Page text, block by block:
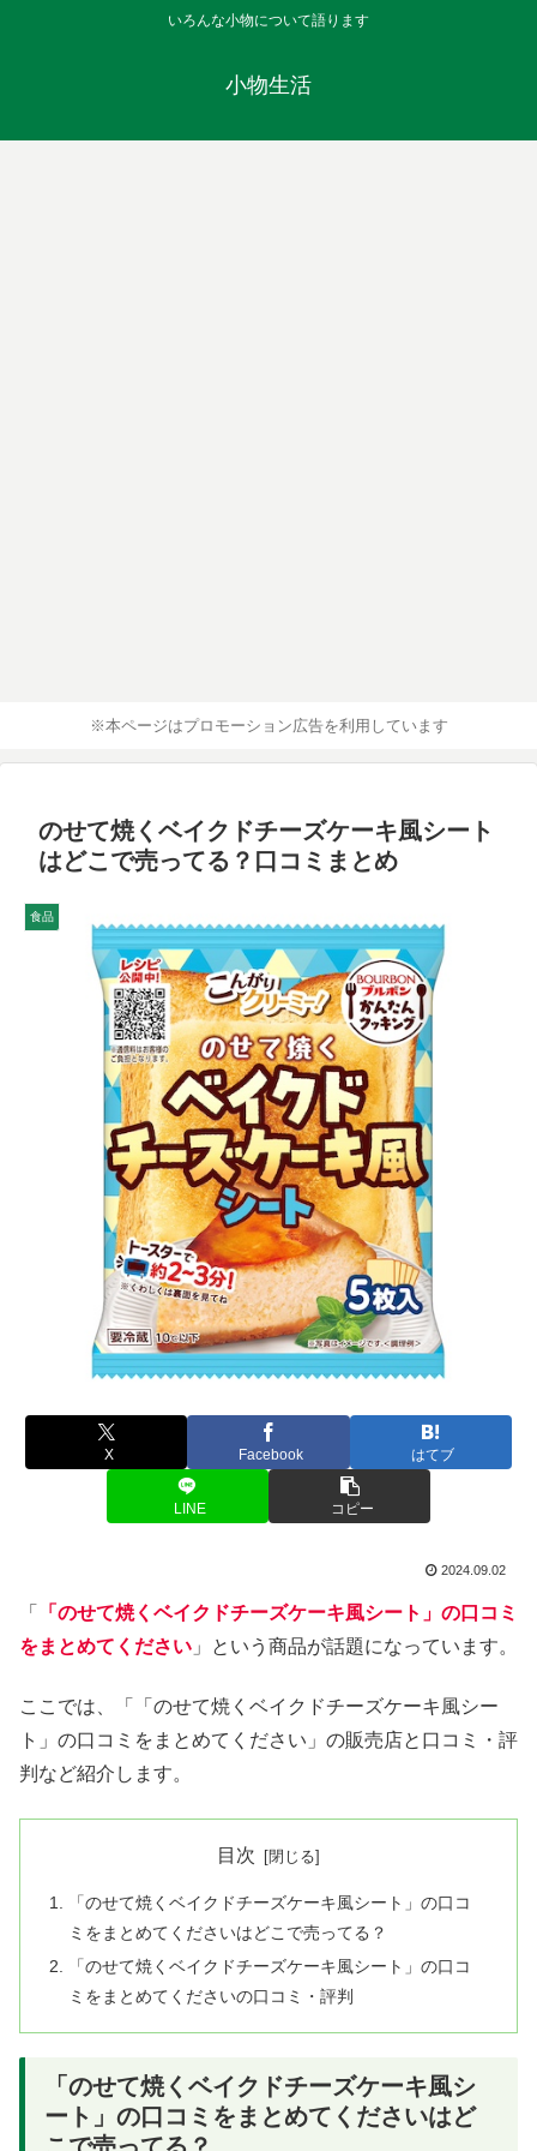
いろんな小物について語ります
小物生活
※本ページはプロモーション広告を利用しています
のせて焼くベイクドチーズケーキ風シート
はどこで売ってる？口コミまとめ
食品
X Facebook はてブ
LINE コピー
2024.09.02
「
「のせて焼くベイクドチーズケーキ風シート」の口コミ
をまとめてください 」という商品が話題になっています。
ここでは、「「のせて焼くベイクドチーズケーキ風シー
ト」の口コミをまとめてください」の販売店と口コミ・評
判など紹介します。
目次
「のせて焼くベイクドチーズケーキ風シート」の口コ
ミをまとめてくださいはどこで売ってる？
「のせて焼くベイクドチーズケーキ風シート」の口コ
ミをまとめてくださいの口コミ・評判
「のせて焼くベイクドチーズケーキ風シ
ート」の口コミをまとめてくださいはど